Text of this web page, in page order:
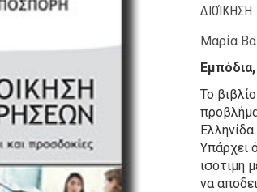
ΔΙΟΊΚΗΣΗ
Μαρία
Το
Υπάρχει
ισότιμη
να